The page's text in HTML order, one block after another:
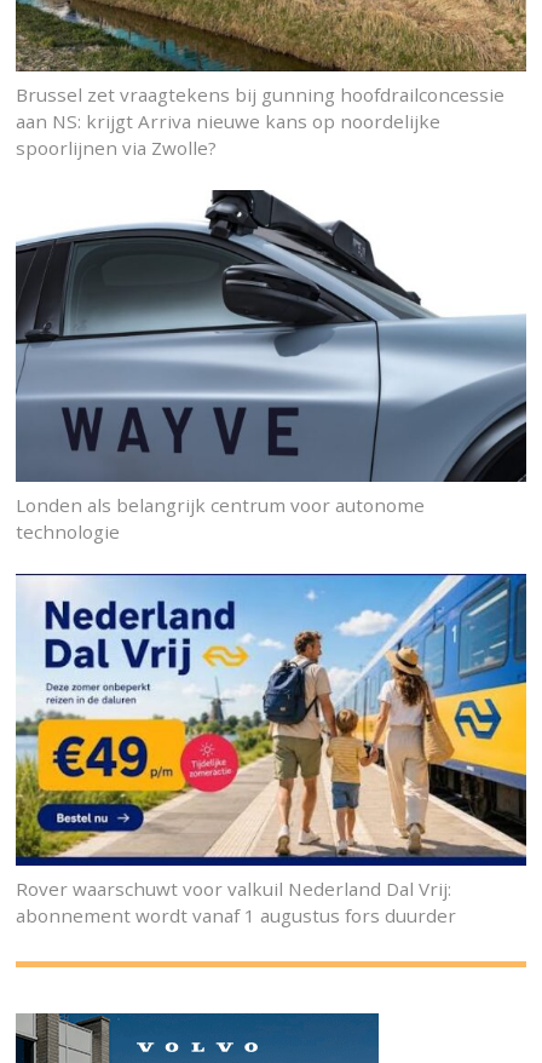
Brussel zet vraagtekens bij gunning hoofdrailconcessie
aan NS: krijgt Arriva nieuwe kans op noordelijke
spoorlijnen via Zwolle?
Londen als belangrijk centrum voor autonome
technologie
Rover waarschuwt voor valkuil Nederland Dal Vrij:
abonnement wordt vanaf 1 augustus fors duurder